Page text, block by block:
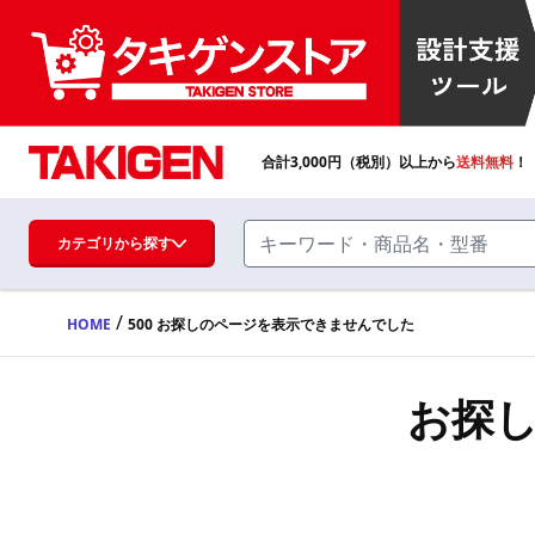
ハンドル・取手・つまみ・周辺機器
FA・A
合計3,000円（税別）以上から送料無料
カテゴリから探す
HOME / 500 お探しのページを表示できませんでした
お探